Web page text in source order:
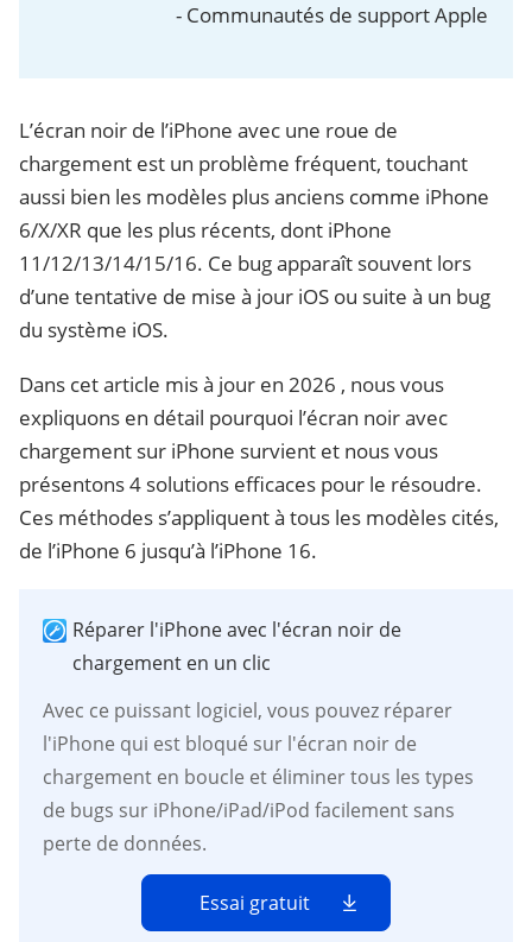
- Communautés de support Apple
L’écran noir de l’iPhone avec une roue de
chargement est un problème fréquent, touchant
aussi bien les modèles plus anciens comme iPhone
6/X/XR que les plus récents, dont iPhone
11/12/13/14/15/16. Ce bug apparaît souvent lors
d’une tentative de mise à jour iOS ou suite à un bug
du système iOS.
Dans cet article mis à jour en 2026 , nous vous
expliquons en détail pourquoi l’écran noir avec
chargement sur iPhone survient et nous vous
présentons 4 solutions efficaces pour le résoudre.
Ces méthodes s’appliquent à tous les modèles cités,
de l’iPhone 6 jusqu’à l’iPhone 16.
Réparer l'iPhone avec l'écran noir de
chargement en un clic
Avec ce puissant logiciel, vous pouvez réparer
l'iPhone qui est bloqué sur l'écran noir de
chargement en boucle et éliminer tous les types
de bugs sur iPhone/iPad/iPod facilement sans
perte de données.
Essai gratuit